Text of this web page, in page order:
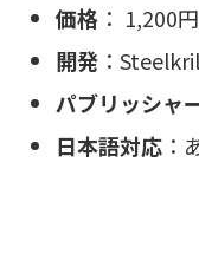
価格 ： 1,200
開発 ：
パブリッシャ
日本語対応 ：